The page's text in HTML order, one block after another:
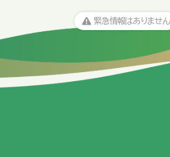
緊急情報はありません